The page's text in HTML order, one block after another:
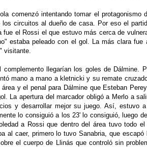
comenzó intentando tomar el
los circuitos al dueño de casa. Por eso el
fue el Rossi el que estuvo más cerca de
estaba peleado con el gol. La más clara
visitante.
complemento llegarían los goles de Dálmine.
mano a mano a kletnicki y su remate
área y el penal para Dálmine que Esteban
La apertura del marcador obligó a Merlo a
y desarrollar mejor su juego. Así, estuvo
lo consiguió a los 23' lo consiguió, luego
a Rossi que dentro del área tuvo todo
al caer, primero lo tuvo Sanabria, que
el cuerpo de Llinás que controló sin